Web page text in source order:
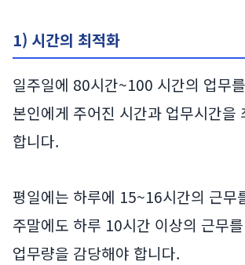
1) 시간의 최적화
일주일에 80시간~100 시간의 업무
본인에게 주어진 시간과 업무시간을
합니다.
평일에는 하루에 15~16시간의 근무
주말에도 하루 10시간 이상의 근무
업무량을 감당해야 합니다.